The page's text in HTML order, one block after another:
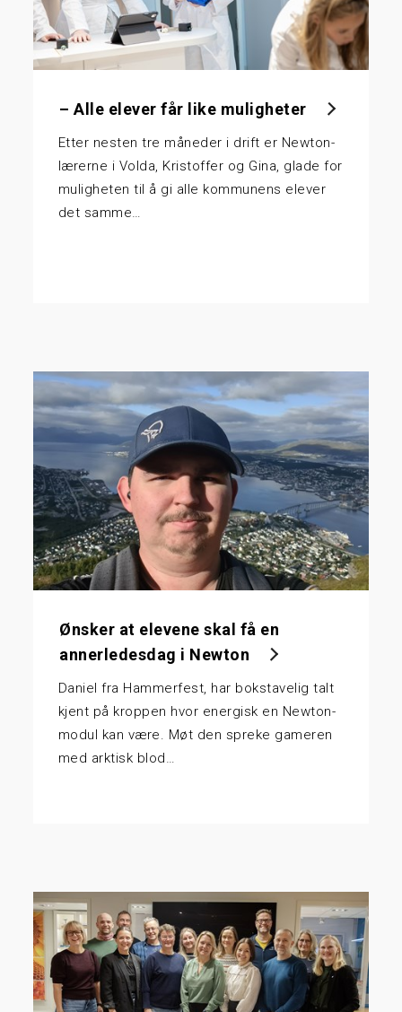
– Alle elever får like muligheter
Etter nesten tre måneder i drift er Newton-
lærerne i Volda, Kristoffer og Gina, glade for
muligheten til å gi alle kommunens elever
det samme…
Ønsker at elevene skal få en
annerledesdag i Newton
Daniel fra Hammerfest, har bokstavelig talt
kjent på kroppen hvor energisk en Newton-
modul kan være. Møt den spreke gameren
med arktisk blod…